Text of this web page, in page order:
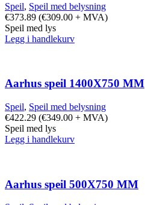
Speil, Speil med belysning
€373.89 (€309.00 + MVA)
Speil med lys
Legg i handlekurv
Aarhus speil 1400X750 MM
Speil, Speil med belysning
€422.29 (€349.00 + MVA)
Speil med lys
Legg i handlekurv
Aarhus speil 500X750 MM